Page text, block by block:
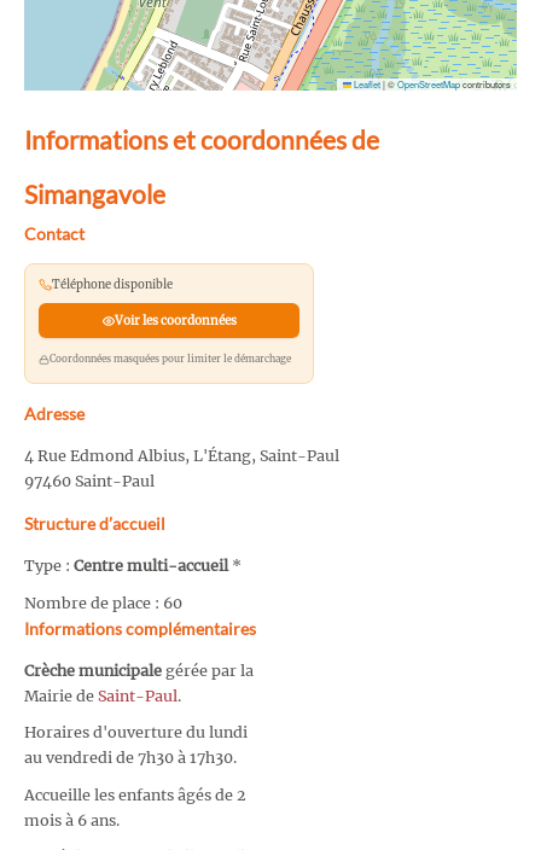
Leaflet|©OpenStreetMapcontributors
Informations et coordonnées de
Simangavole
Contact
Téléphone disponible
Voir les coordonnées
Coordonnées masquées pour limiter le démarchage
Adresse
4 Rue Edmond Albius, L'Étang, Saint-Paul
97460 Saint-Paul
Structure d’accueil
Type : Centre multi-accueil*
Nombre de place : 60
Informations complémentaires
Crèche municipale gérée par la
Mairie de Saint-Paul .
Horaires d'ouverture du lundi
au vendredi de 7h30 à 17h30.
Accueille les enfants âgés de 2
mois à 6 ans.